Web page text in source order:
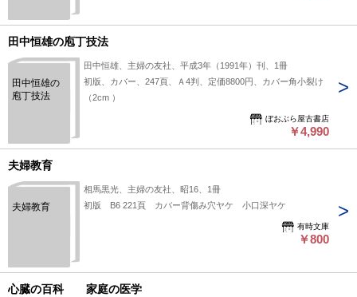
田中恒雄の庖丁技法
田中恒雄の
庖丁技法
田中恒雄、主婦の友社、平成3年（1991年）刊、1冊
初版、カバー、247頁、Ａ4判、定価8800円、カバー角小裂け
（2cm ）
ぼおぶら屋古書店
￥4,990
夫婦教育
夫婦教育
相馬黒光、主婦の友社、昭16、1冊
初版 B6 221頁 カバー背傷み穴ヤケ 小口深ヤケ
有時文庫
￥800
心臓の百科 家庭の医学